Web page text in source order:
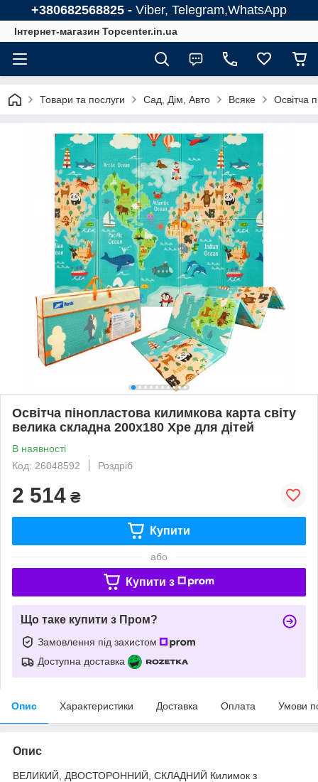
+380682568825 - Viber, Telegram,WhatsApp
Інтернет-магазин Topcenter.in.ua
Товари та послуги Сад, Дім, Авто Всяке Освітча
Освітча пінопластова килимкова карта світу
велика складна 200x180 Xpe для дітей
В наявності
Код: 26048592
Роздріб
2 514 ₴
Купити
або
Купити з
Що таке купити з Пром?
Замовлення під захистом
Доступна доставка
Опис Характеристики Доставка Оплата Умови
Опис
ВЕЛИКИЙ, ДВОСТОРОННИЙ, СКЛАДНИЙ Килимок з